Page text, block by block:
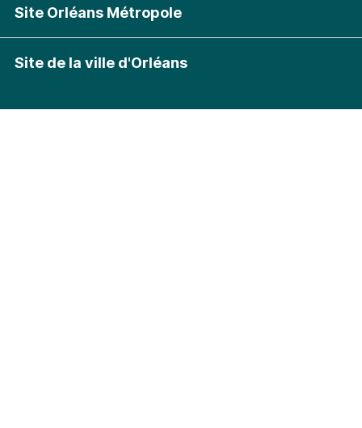
Site Orléans Métropole
Site de la ville d'Orléans